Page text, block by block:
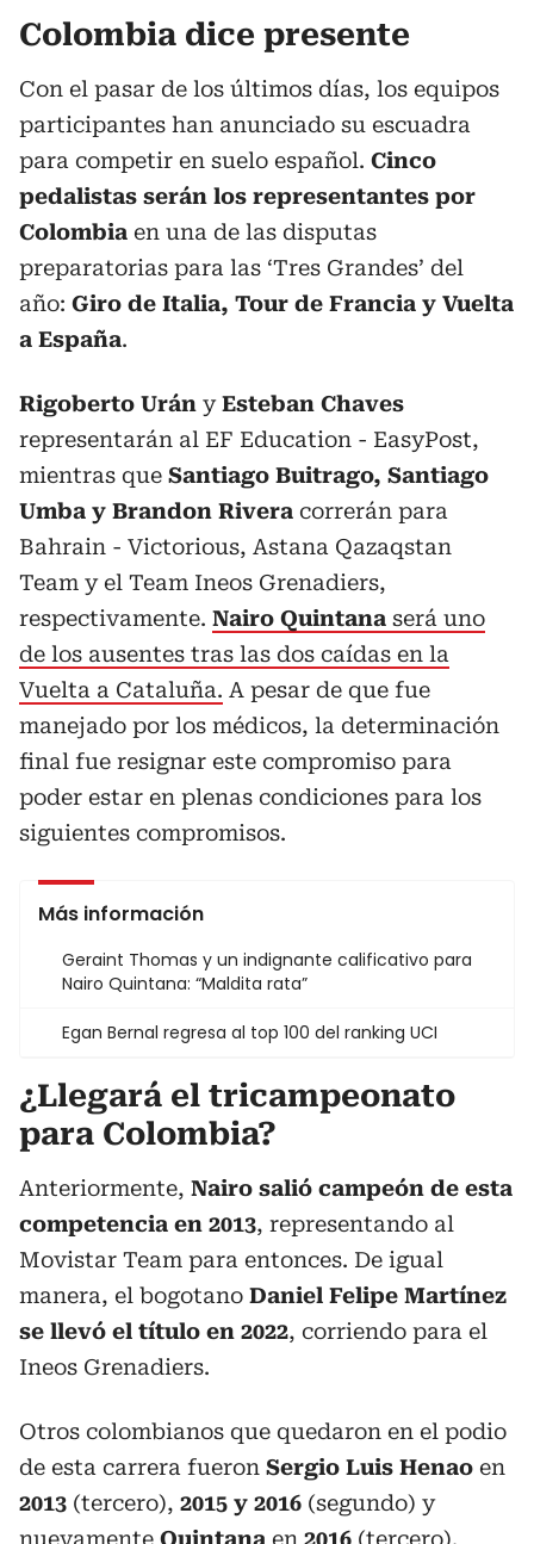
Colombia dice presente
Con el pasar de los últimos días, los equipos
participantes han anunciado su escuadra
para competir en suelo español. Cinco
pedalistas serán los representantes por
Colombia en una de las disputas
preparatorias para las ‘Tres Grandes’ del
año: Giro de Italia, Tour de Francia y Vuelta
a España.
Rigoberto Urán yEsteban Chaves
representarán al EF Education - EasyPost,
mientras que Santiago Buitrago, Santiago
Umba y Brandon Rivera correrán para
Bahrain - Victorious, Astana Qazaqstan
Team y el Team Ineos Grenadiers,
respectivamente. Nairo Quintana será uno
de los ausentes tras las dos caídas en la
Vuelta a Cataluña. A pesar de que fue
manejado por los médicos, la determinación
final fue resignar este compromiso para
poder estar en plenas condiciones para los
siguientes compromisos.
Más información
Geraint Thomas y un indignante calificativo para
Nairo Quintana: “Maldita rata”
Egan Bernal regresa al top 100 del ranking UCI
¿Llegará el tricampeonato
para Colombia?
Anteriormente, Nairo salió campeón de esta
competencia en 2013, representando al
Movistar Team para entonces. De igual
manera, el bogotano Daniel Felipe Martínez
se llevó el título en 2022, corriendo para el
Ineos Grenadiers.
Otros colombianos que quedaron en el podio
de esta carrera fueron Sergio Luis Henao en
2013 (tercero), 2015 y 2016 (segundo) y
nuevamente Quintana en 2016 (tercero).